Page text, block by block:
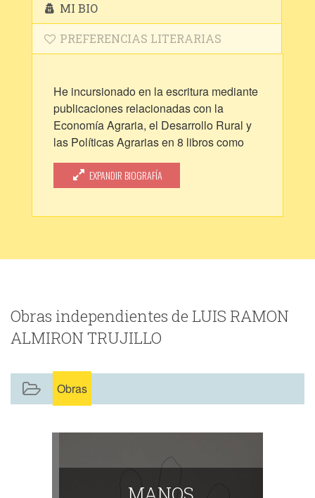
MI BIO
PREFERENCIAS LITERARIAS
He incursionado en la escritura mediante
publicaciones relacionadas con la
Economía Agraria, el Desarrollo Rural y
las Políticas Agrarias en 8 libros como
autor o coautor, dada mi profesión de
Ingeniero Agrónomo y Economista
Agrario. Soy profesor universitario y fui
libros. Me interesan las novelas, poemas,
escribo.
EXPANDIR BIOGRAFÍA
Obras independientes de LUIS RAMON
ALMIRON TRUJILLO
Obras